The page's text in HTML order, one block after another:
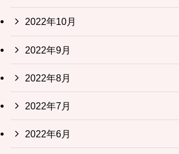
2022年10月
2022年9月
2022年8月
2022年7月
2022年6月